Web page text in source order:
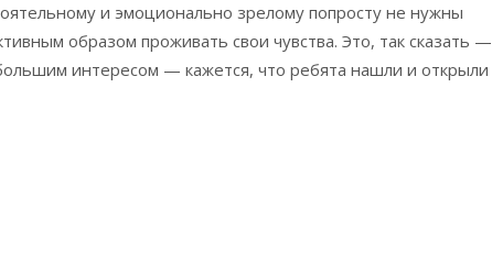
и эмоционально зрелому попросту не нужны
образом проживать свои чувства. Это, так сказать —
интересом — кажется, что ребята нашли и открыли